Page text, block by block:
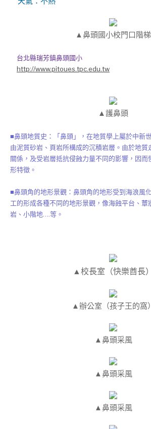
▲鼻頭國小校門口階梯
台北縣瑞芳鎮鼻頭國小
http://www.pitoues.tpc.edu.tw
▲護鼻頭
■鼻頭地質史：「鼻頭」，在地質學上屬於中新
由泥質砂岩、頁岩所構成的沉積岩層。由於地質
關係，及受岩層抵抗侵蝕力量不同的影響，因而
形特徵。
■鼻頭角的地形景觀：鼻頭角的地形受到海浪風
工的形成各種不同的地形景觀，像海蝕平台、蕈
岩、小階地….等。
▲校長室（快樂酋長）
▲辦公室（孩子王的窩）
▲鼻頭采風
▲鼻頭采風
▲鼻頭采風